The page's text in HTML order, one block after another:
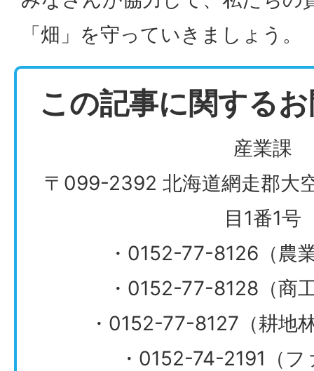
「畑」を守っていきましょう。
この記事に関する
産業課
〒099-2392 北海道網走郡大
目1番1号
・0152-77-8126（農
・0152-77-8128（商
・0152-77-8127（耕地
・0152-74-2191（